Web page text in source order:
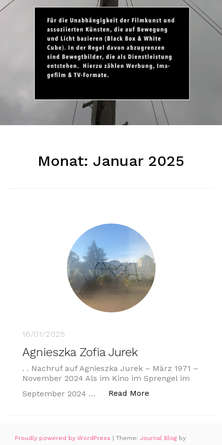
Monat: Januar 2025
16/01/2025
Agnieszka Zofia Jurek
. . Nachruf auf Agnieszka Jurek – März 1971 –
November 2024 Als im Kino im Sprengel im
September 2024 …
Read More
Proudly powered by WordPress Theme: Journal Blog by